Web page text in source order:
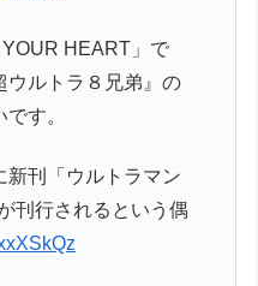
HEART」で
ウルトラ８兄弟』の
す。
新刊「ウルトラマン
刊行されるという偶